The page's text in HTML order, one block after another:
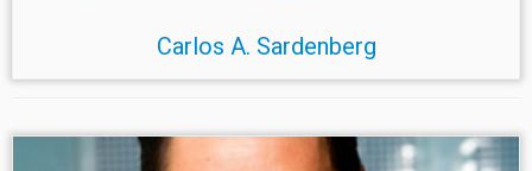
Carlos A. Sardenberg